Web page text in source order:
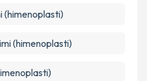
Gönder
(himenoplasti)
(himenoplasti)